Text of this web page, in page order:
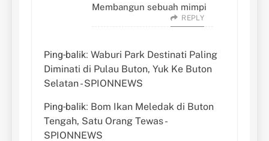
Membangun sebuah mimpi
REPLY
Ping-balik: Waburi Park Destinati Paling
Diminati di Pulau Buton, Yuk Ke Buton
Selatan - SPIONNEWS
Ping-balik: Bom Ikan Meledak di Buton
Tengah, Satu Orang Tewas -
SPIONNEWS